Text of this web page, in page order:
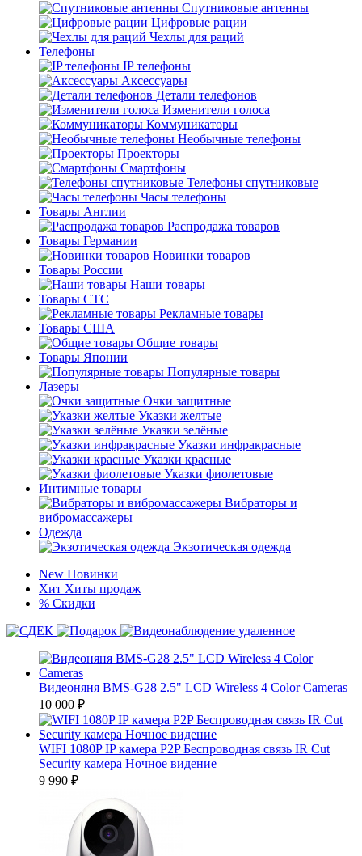
Спутниковые антенны
Цифровые рации
Чехлы для раций
Телефоны
IP телефоны
Аксессуары
Детали телефонов
Изменители голоса
Коммуникаторы
Необычные телефоны
Проекторы
Смартфоны
Телефоны спутниковые
Часы телефоны
Товары Англии
Распродажа товаров
Товары Германии
Новинки товаров
Товары России
Наши товары
Товары СТС
Рекламные товары
Товары США
Общие товары
Товары Японии
Популярные товары
Лазеры
Очки защитные
Указки желтые
Указки зелёные
Указки инфракрасные
Указки красные
Указки фиолетовые
Интимные товары
Вибраторы и
вибромассажеры
Одежда
Экзотическая одежда
New Новинки
Хит Хиты продаж
% Скидки
Видеоняня BMS-G28 2.5" LCD Wireless 4 Color Cameras
10 000 ₽
WIFI 1080P IP камера P2P Беспроводная связь IR Cut
Security камера Ночное видение
9 990 ₽